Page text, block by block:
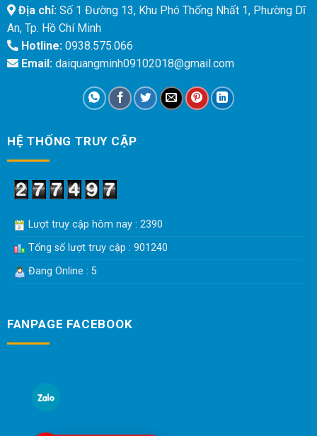
Địa chỉ:Số 1 Đường 13, Khu Phó Thống Nhất 1, Phường Dĩ
An, Tp. Hồ Chí Minh
Hotline:0938.575.066
Email:daiquangminh09102018@gmail.com
HỆ THỐNG TRUY CẬP
Lượt truy cập hôm nay : 2390
Tổng số lượt truy cập : 901240
Đang Online : 5
FANPAGE FACEBOOK